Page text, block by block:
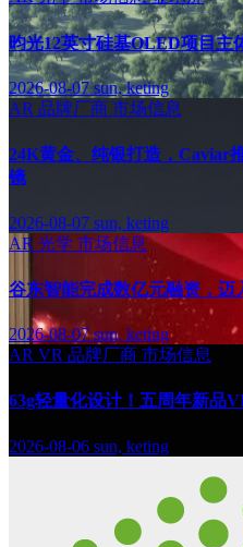
昀光12英寸硅基OLED项目主
2026-08-07sun, keting
AR 品牌厂商 市场信息
24K黄金、纯银打造，Caviar
镜
2026-08-07 sun, keting
AR 光学 市场信息
谷东智能完成数亿元融资，迈
2026-08-07sun, keting
AR VR 品牌厂商 市场信息
63g轻量化设计！五周年新品
2026-08-06 sun, keting